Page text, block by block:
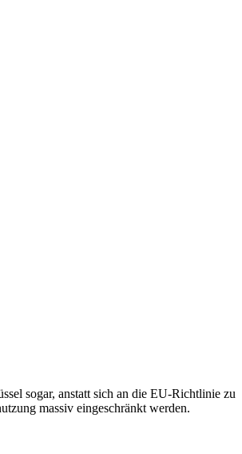
sogar, anstatt sich an die EU-Richtlinie zu
massiv eingeschränkt werden.